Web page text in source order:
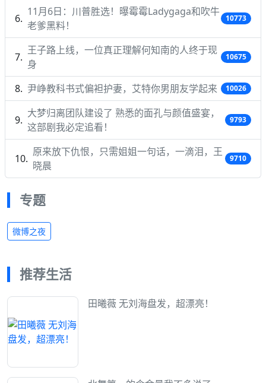
11月6日：川普胜选！曝霉霉Ladygaga和吹牛
老爹黑料！
10773
王子路上线，一位真正理解何知南的人终于现
身
10675
尹峥教科书式偏袒护妻，艾特你男朋友学起来 10026
大梦归离团队建设了 熟悉的面孔与颜值盛宴，
这部剧我必定追看！
9793
原来放下仇恨，只需姐姐一句话，一滴泪，王
晓晨
9710
专题
微博之夜
推荐生活
田曦薇 无刘海盘发，超漂亮！